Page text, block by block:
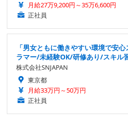
月給27万9,200円～35万6,600円
正社員
「男女ともに働きやすい環境で安
ラマー/未経験OK/研修あり/スキル
株式会社SNJAPAN
東京都
月給33万円～50万円
正社員